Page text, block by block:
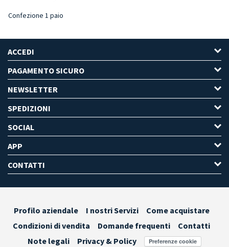
Confezione 1 paio
ACCEDI
PAGAMENTO SICURO
NEWSLETTER
SPEDIZIONI
SOCIAL
APP
CONTATTI
Profilo aziendale I nostri Servizi
Come acquistare
Condizioni di vendita
Domande frequenti
Contatti
Note legali
Privacy & Policy Preferenze cookie